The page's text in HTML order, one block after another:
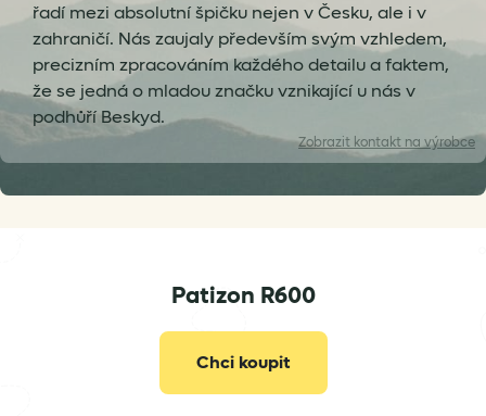
řadí mezi absolutní špičku nejen v Česku, ale i v
zahraničí. Nás zaujaly především svým vzhledem,
precizním zpracováním každého detailu a faktem,
že se jedná o mladou značku vznikající u nás v
podhůří Beskyd.
Zobrazit kontakt na výrobce
Patizon R600
Chci koupit